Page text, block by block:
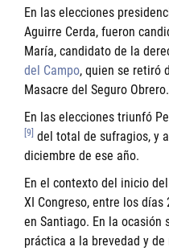
En las elecciones
Aguirre Cerda, fueron
María, candidato de la
del Campo, quien se retiró
Masacre del Seguro Obrero.
En las elecciones triunfó
[9] del total de sufragios, y
diciembre de ese año.
En el contexto del inicio
XI Congreso, entre los
en Santiago. En la ocasión
práctica a la brevedad y